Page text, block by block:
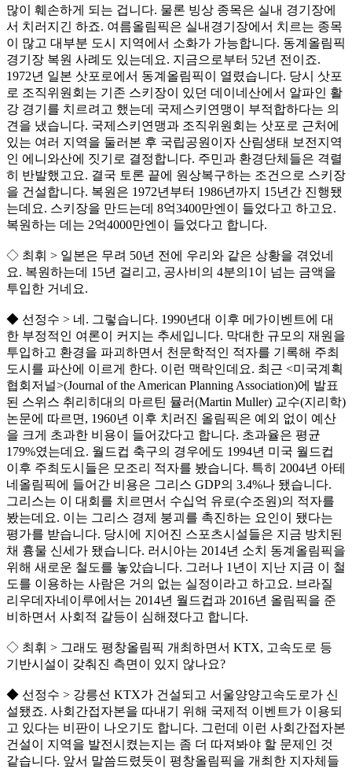
많이 훼손하게 되는 겁니다. 물론 빙상 종목은 실내 경기장에
서 치러지긴 하죠. 여름올림픽은 실내경기장에서 치르는 종목
이 많고 대부분 도시 지역에서 소화가 가능합니다. 동계올림픽
경기장 복원 사례도 있는데요. 지금으로부터 52년 전이죠.
1972년 일본 삿포로에서 동계올림픽이 열렸습니다. 당시 삿포
로 조직위원회는 기존 스키장이 있던 데이네산에서 알파인 활
강 경기를 치르려고 했는데 국제스키연맹이 부적합하다는 의
견을 냈습니다. 국제스키연맹과 조직위원회는 삿포로 근처에
있는 여러 지역을 둘러본 후 국립공원이자 산림생태 보전지역
인 에니와산에 짓기로 결정합니다. 주민과 환경단체들은 격렬
히 반발했고요. 결국 토론 끝에 원상복구하는 조건으로 스키장
을 건설합니다. 복원은 1972년부터 1986년까지 15년간 진행됐
는데요. 스키장을 만드는데 8억3400만엔이 들었다고 하고요.
복원하는 데는 2억4000만엔이 들었다고 합니다.
◇ 최휘 > 일본은 무려 50년 전에 우리와 같은 상황을 겪었네
요. 복원하는데 15년 걸리고, 공사비의 4분의1이 넘는 금액을
투입한 거네요.
◆ 선정수 > 네. 그렇습니다. 1990년대 이후 메가이벤트에 대
한 부정적인 여론이 커지는 추세입니다. 막대한 규모의 재원을
투입하고 환경을 파괴하면서 천문학적인 적자를 기록해 주최
도시를 파산에 이르게 한다. 이런 맥락인데요. 최근 <미국계획
협회저널>(Journal of the American Planning Association)에 발표
된 스위스 취리히대의 마르틴 뮬러(Martin Muller) 교수(지리학)
논문에 따르면, 1960년 이후 치러진 올림픽은 예외 없이 예산
을 크게 초과한 비용이 들어갔다고 합니다. 초과율은 평균
179%였는데요. 월드컵 축구의 경우에도 1994년 미국 월드컵
이후 주최도시들은 모조리 적자를 봤습니다. 특히 2004년 아테
네올림픽에 들어간 비용은 그리스 GDP의 3.4%나 됐습니다.
그리스는 이 대회를 치르면서 수십억 유로(수조원)의 적자를
봤는데요. 이는 그리스 경제 붕괴를 촉진하는 요인이 됐다는
평가를 받습니다. 당시에 지어진 스포츠시설들은 지금 방치된
채 흉물 신세가 됐습니다. 러시아는 2014년 소치 동계올림픽을
위해 새로운 철도를 놓았습니다. 그러나 1년이 지난 지금 이 철
도를 이용하는 사람은 거의 없는 실정이라고 하고요. 브라질
리우데자네이루에서는 2014년 월드컵과 2016년 올림픽을 준
비하면서 사회적 갈등이 심해졌다고 합니다.
◇ 최휘 > 그래도 평창올림픽 개최하면서 KTX, 고속도로 등
기반시설이 갖춰진 측면이 있지 않나요?
◆ 선정수 > 강릉선 KTX가 건설되고 서울양양고속도로가 신
설됐죠. 사회간접자본을 따내기 위해 국제적 이벤트가 이용되
고 있다는 비판이 나오기도 합니다. 그런데 이런 사회간접자본
건설이 지역을 발전시켰는지는 좀 더 따져봐야 할 문제인 것
같습니다. 앞서 말씀드렸듯이 평창올림픽을 개최한 지자체들